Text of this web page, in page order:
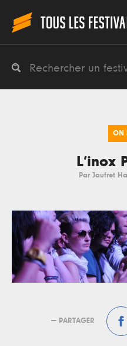
ON
L’inox
Par Jaufret
— PARTAGER